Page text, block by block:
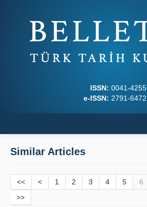
ISSN: 0041-4255
e-ISSN: 2791-6472
Journal Boards
Writing Rules
Similar Articles
<< < 1 2 3 4 5 6
>>